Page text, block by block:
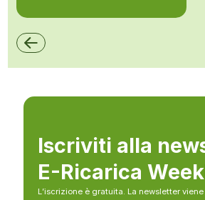
Iscriviti alla
E-Ricarica
L’iscrizione è gratuita. La newsletter